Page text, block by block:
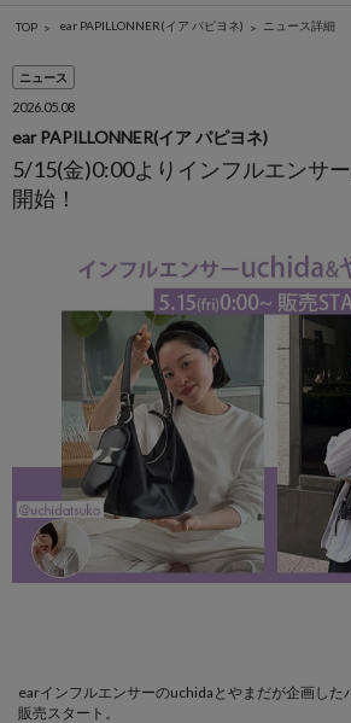
TOP ear PAPILLONNER(イア パピヨネ) ニュース詳細
ニュース
2026.05.08
ear PAPILLONNER(イア パピヨネ)
5/15(金)0:00よりインフルエンサ
開始！
earインフルエンサーのuchidaとやまだが企画した
販売スタート。